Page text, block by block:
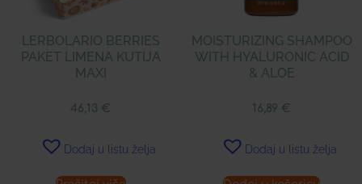
LERBOLARIO BERRIES
PAKET LIMENA KUTIJA
MAXI
46,13 €
Dodaj u listu želja
MOISTURIZING SHAMPOO
WITH HYALURONIC ACID
& ALOE
16,89 €
Dodaj u listu želja